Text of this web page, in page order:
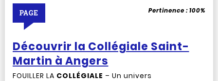
Découvrir la Collégiale Saint-
Martin à Angers
PAGE Pertinence :100%
FOUILLER LA COLLÉGIALE – Un univers